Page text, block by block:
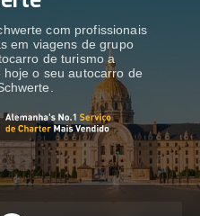
com profissionais
em viagens de grupo
de turismo a
o seu autocarro de